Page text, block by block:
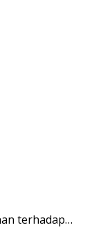
terhadap…